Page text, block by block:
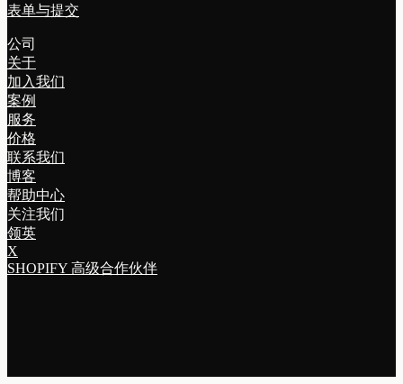
表单与提交
公司
关于
加入我们
案例
服务
价格
联系我们
博客
帮助中心
关注我们
领英
X
SHOPIFY 高级合作伙伴